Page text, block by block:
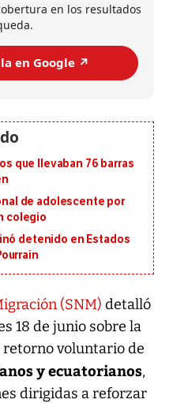
en los resultados
en Google ↗️
que llevaban 76 barras
de adolescente por
colegio
detenido en Estados
(SNM) detalló
18 de junio sobre la
voluntario de
y ecuatorianos,
dirigidas a reforzar